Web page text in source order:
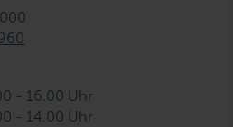
- 16.00 Uhr
- 14.00 Uhr